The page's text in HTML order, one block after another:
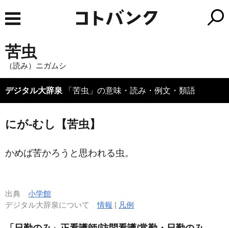
苦虫
（読み）ニガムシ
デジタル大辞泉 「苦虫」の意味・読み・例文・類語
にが‐むし【苦虫】
かめば苦かろうと思われる虫。
出典 小学館
デジタル大辞泉について情報 | 凡例